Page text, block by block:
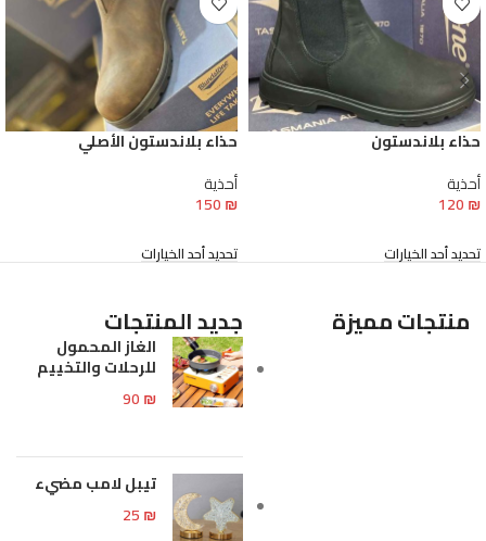
حذاء بلاندستون
أحذية
120₪
تحديد أحد الخيارات
حذاء بلاندستون الأصلي
أحذية
150₪
تحديد أحد الخيارات
منتجات مميزة جديد المنتجات
الغاز المحمول
للرحلات والتخييم
90₪
تيبل لامب مضيء
25₪